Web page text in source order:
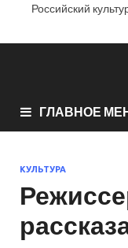
Российский
ГЛАВНОЕ
КУЛЬТУРА